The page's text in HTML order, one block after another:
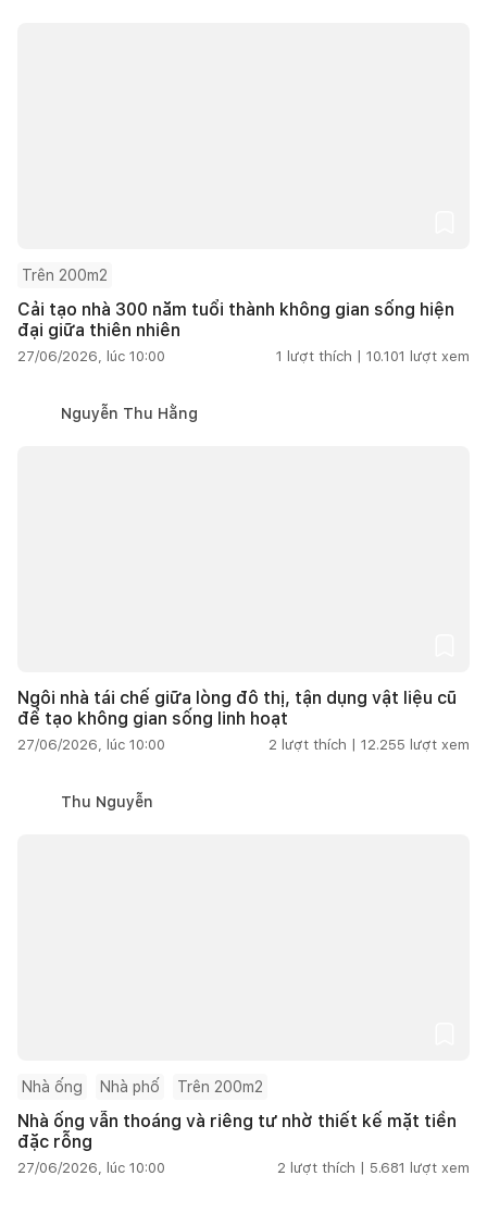
Trên 200m2
Cải tạo nhà 300 năm tuổi thành không gian sống hiện
đại giữa thiên nhiên
27/06/2026, lúc 10:00 1 lượt thích | 10.101 lượt xem
Nguyễn Thu Hằng
Ngôi nhà tái chế giữa lòng đô thị, tận dụng vật liệu cũ
để tạo không gian sống linh hoạt
27/06/2026, lúc 10:00 2 lượt thích | 12.255 lượt xem
Thu Nguyễn
Nhà ống Nhà phố Trên 200m2
Nhà ống vẫn thoáng và riêng tư nhờ thiết kế mặt tiền
đặc rỗng
27/06/2026, lúc 10:00 2 lượt thích | 5.681 lượt xem